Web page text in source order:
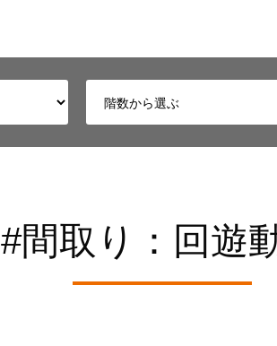
#間取り：回遊